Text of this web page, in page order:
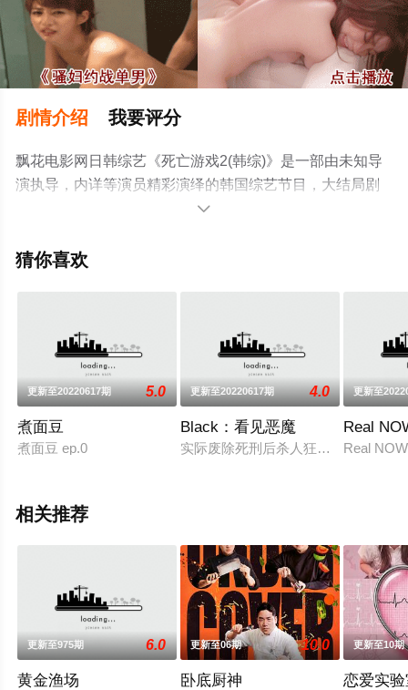
剧情介绍 我要评分
飘花电影网日韩综艺《死亡游戏2(韩综)》是一部由未知导
演执导，内详等演员精彩演绎的韩国综艺节目，大结局剧
情已揭晓（全9期），手机免费观看高清无删减完整版综艺
视猫或剧情网等平台了解。

猜你喜欢
更新至20220617期 5.0
煮面豆
煮面豆 ep.0
更新至20220617期 4.0
Black：看见恶魔
实际废除死刑后杀人狂魔的他们现在
更新至
Real
Real
相关推荐
更新至975期 6.0
黄金渔场
更新至06期 10.0
卧底厨神
更新至10期
恋爱实